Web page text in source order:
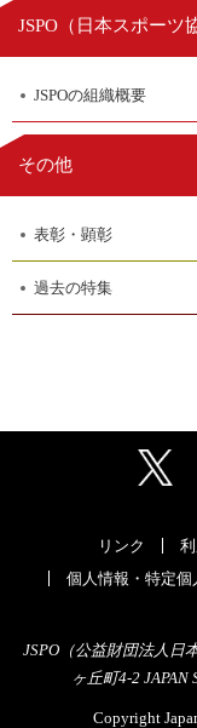
JSPO（ 日本スポーツ
JSPOの組織概要
その他
表彰・顕彰
過去の特集
リンク
個人情報・特定個
JSPO（公益財団法人
ヶ丘町4-2 JAPAN
Copyright